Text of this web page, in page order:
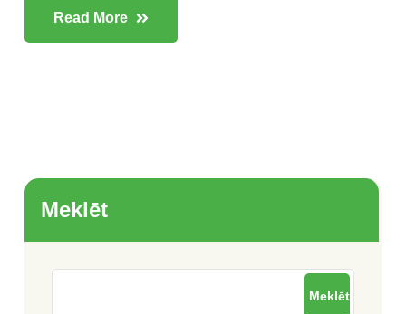
Read More
Meklēt
Meklēt